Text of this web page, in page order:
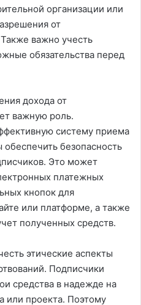
организации или
от
важно учесть
обязательства перед
дохода от
важную роль.
систему приема
безопасность
Это может
платежных
кнопок для
или платформе, а также
полученных средств.
этические аспекты
Подписчики
средства в надежде на
или проекта. Поэтому